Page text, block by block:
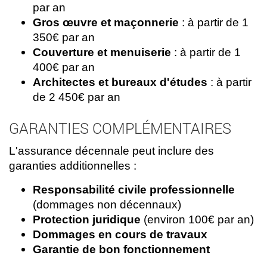
par an
Gros œuvre et maçonnerie : à partir de 1
350€ par an
Couverture et menuiserie : à partir de 1
400€ par an
Architectes et bureaux d'études : à partir
de 2 450€ par an
GARANTIES COMPLÉMENTAIRES
L'assurance décennale peut inclure des
garanties additionnelles :
Responsabilité civile professionnelle
(dommages non décennaux)
Protection juridique (environ 100€ par an)
Dommages en cours de travaux
Garantie de bon fonctionnement